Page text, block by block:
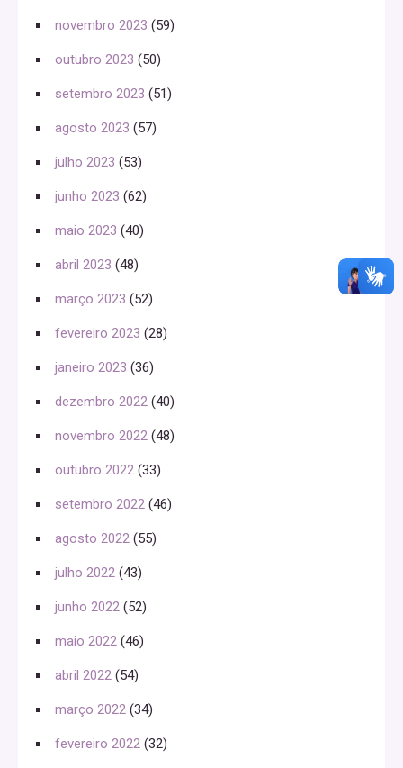
novembro 2023 (59)
outubro 2023 (50)
setembro 2023 (51)
agosto 2023 (57)
julho 2023 (53)
junho 2023 (62)
maio 2023 (40)
abril 2023 (48)
março 2023 (52)
fevereiro 2023 (28)
janeiro 2023 (36)
dezembro 2022 (40)
novembro 2022 (48)
outubro 2022 (33)
setembro 2022 (46)
agosto 2022 (55)
julho 2022 (43)
junho 2022 (52)
maio 2022 (46)
abril 2022 (54)
março 2022 (34)
fevereiro 2022 (32)